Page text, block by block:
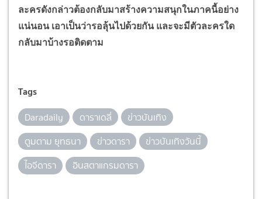
ละครดังกล่าวต้องกลับมาสร้างความสนุกในภาคนี้อย่าง
แน่นอน เอาเป็นว่ารอลุ้นไปด้วยกัน และจะมีตัวละครใด
กลับมาบ้างรอติดตาม
Tags
Daradaily ดาราเดลี่
ข่าวบันเทิง
ตูมตาม ยุทธนา
ข่าวดารา
ข่าวบันเทิงวันนี้
ไอจีดารา
อินสตาแกรมดารา